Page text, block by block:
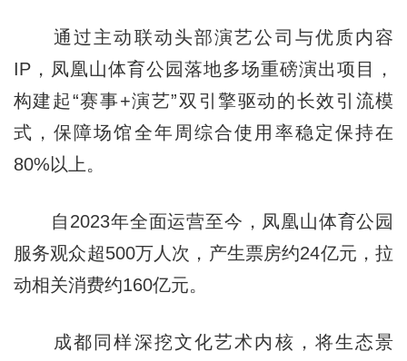
通过主动联动头部演艺公司与优质内容
IP，凤凰山体育公园落地多场重磅演出项目，
构建起“赛事+演艺”双引擎驱动的长效引流模
式，保障场馆全年周综合使用率稳定保持在
80%以上。
自2023年全面运营至今，凤凰山体育公园
服务观众超500万人次，产生票房约24亿元，拉
动相关消费约160亿元。
成都同样深挖文化艺术内核，将生态景